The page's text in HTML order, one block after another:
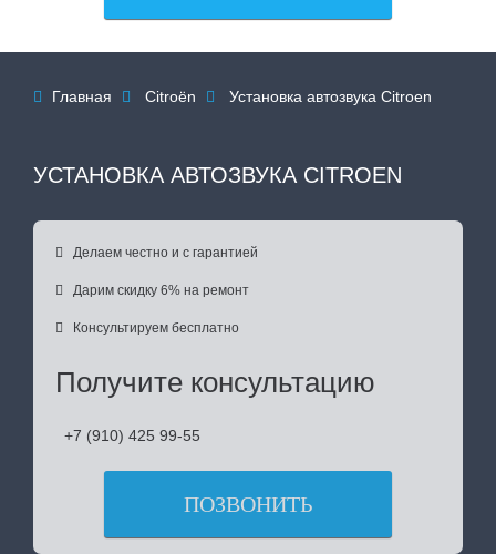
 Главная  Citroën  Установка автозвука Citroen
УСТАНОВКА АВТОЗВУКА CITROEN
 Делаем честно и с гарантией
 Дарим скидку 6% на ремонт
 Консультируем бесплатно
Получите консультацию
+7 (910) 425 99-55
ПОЗВОНИТЬ